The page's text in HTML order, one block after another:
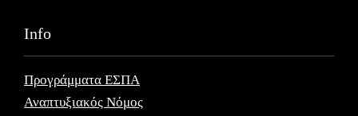
Info
Προγράμματα ΕΣΠΑ
Αναπτυξιακός Νόμος